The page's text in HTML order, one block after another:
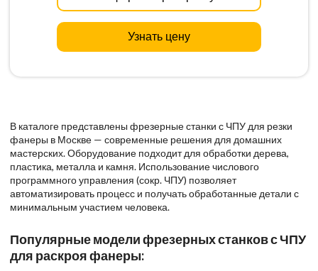
Узнать цену
В каталоге представлены фрезерные станки с ЧПУ для резки
фанеры в Москве — современные решения для домашних
мастерских. Оборудование подходит для обработки дерева,
пластика, металла и камня. Использование числового
программного управления (сокр. ЧПУ) позволяет
автоматизировать процесс и получать обработанные детали с
минимальным участием человека.
Популярные модели фрезерных станков с ЧПУ
для раскроя фанеры: